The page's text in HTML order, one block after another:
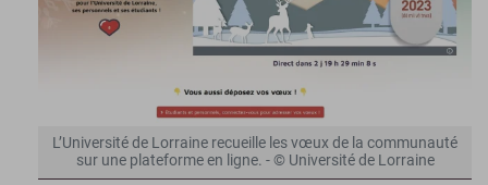
L’Université de Lorraine recueille les vœux de la communauté
sur une plateforme en ligne. - © Université de Lorraine